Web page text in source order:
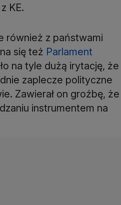
KE.
również z państwami
się też Parlament
na tyle dużą irytację, że
zaplecze polityczne
Zawierał on groźbę, że
instrumentem na